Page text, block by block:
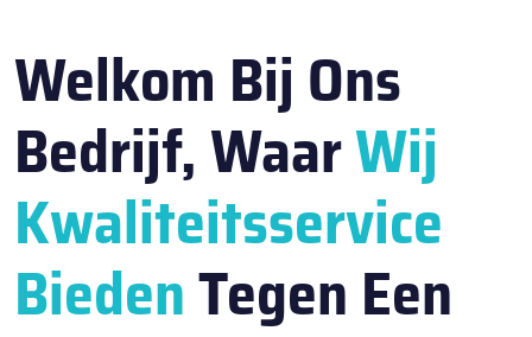
Welkom Bij Ons
Bedrijf, WaarWij
Kwaliteitsservice
BiedenTegen Een